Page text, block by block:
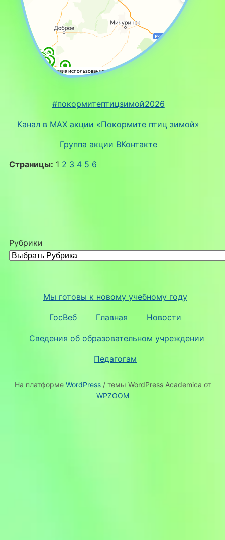
#покормитептицзимой2026
Канал в MAX акции «Покормите птиц зимой»
Группа акции ВКонтакте
Страницы: 1 2 3 4 5 6
Рубрики
Мы готовы к новому учебному году
ГосВеб Главная Новости
Сведения об образовательном учреждении
Педагогам
На платформе WordPress/ темы WordPress Academica от
WPZOOM